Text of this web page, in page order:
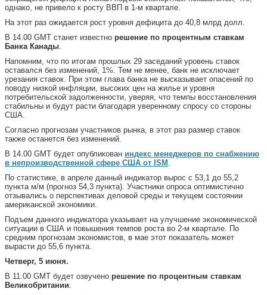
однако, не привело к росту ВВП в 1-м квартале.
На этот раз ожидается рост уровня дефицита до 40,8 млрд долл.
В 14.00 GMT станет известно решение по процентным ставкам
Банка Канады.
Напомним, что по итогам прошлых 29 заседаний уровень ставок
оставался без изменений, 1%. Тем не менее, банк не исключает
урезания ставок. При этом глава банка не высказывает опасений по
поводу низкой инфляции, высоких цен на жилье и уровня
потребительской задолженности, уверяя, что темпы восстановления
стабильны и будут расти благодаря уверенному спросу со стороны
США.
Согласно прогнозам участников рынка, в этот раз размер ставок
также останется без изменений.
В 14.00 GMT будет опубликован индекс менеджеров по снабжению
в непроизводственной сфере США от ISM .
По статистике, в апреле данный индикатор вырос с 53,1 до 55,2
пункта м/м (прогноз 54,3 пункта). Участники опроса оптимистично
отзывались о перспективах деловой среды и текущем состоянии
американской экономики.
Подъем данного индикатора указывает на улучшение экономической
ситуации в США и повышения темпов роста во 2-м квартале. По
средним прогнозам экономистов, в мае этот показатель может
вырасти до 55,6 пункта.
Четверг, 5 июня.
В 11.00 GMT будет озвучено решение по процентным ставкам
Великобритании.